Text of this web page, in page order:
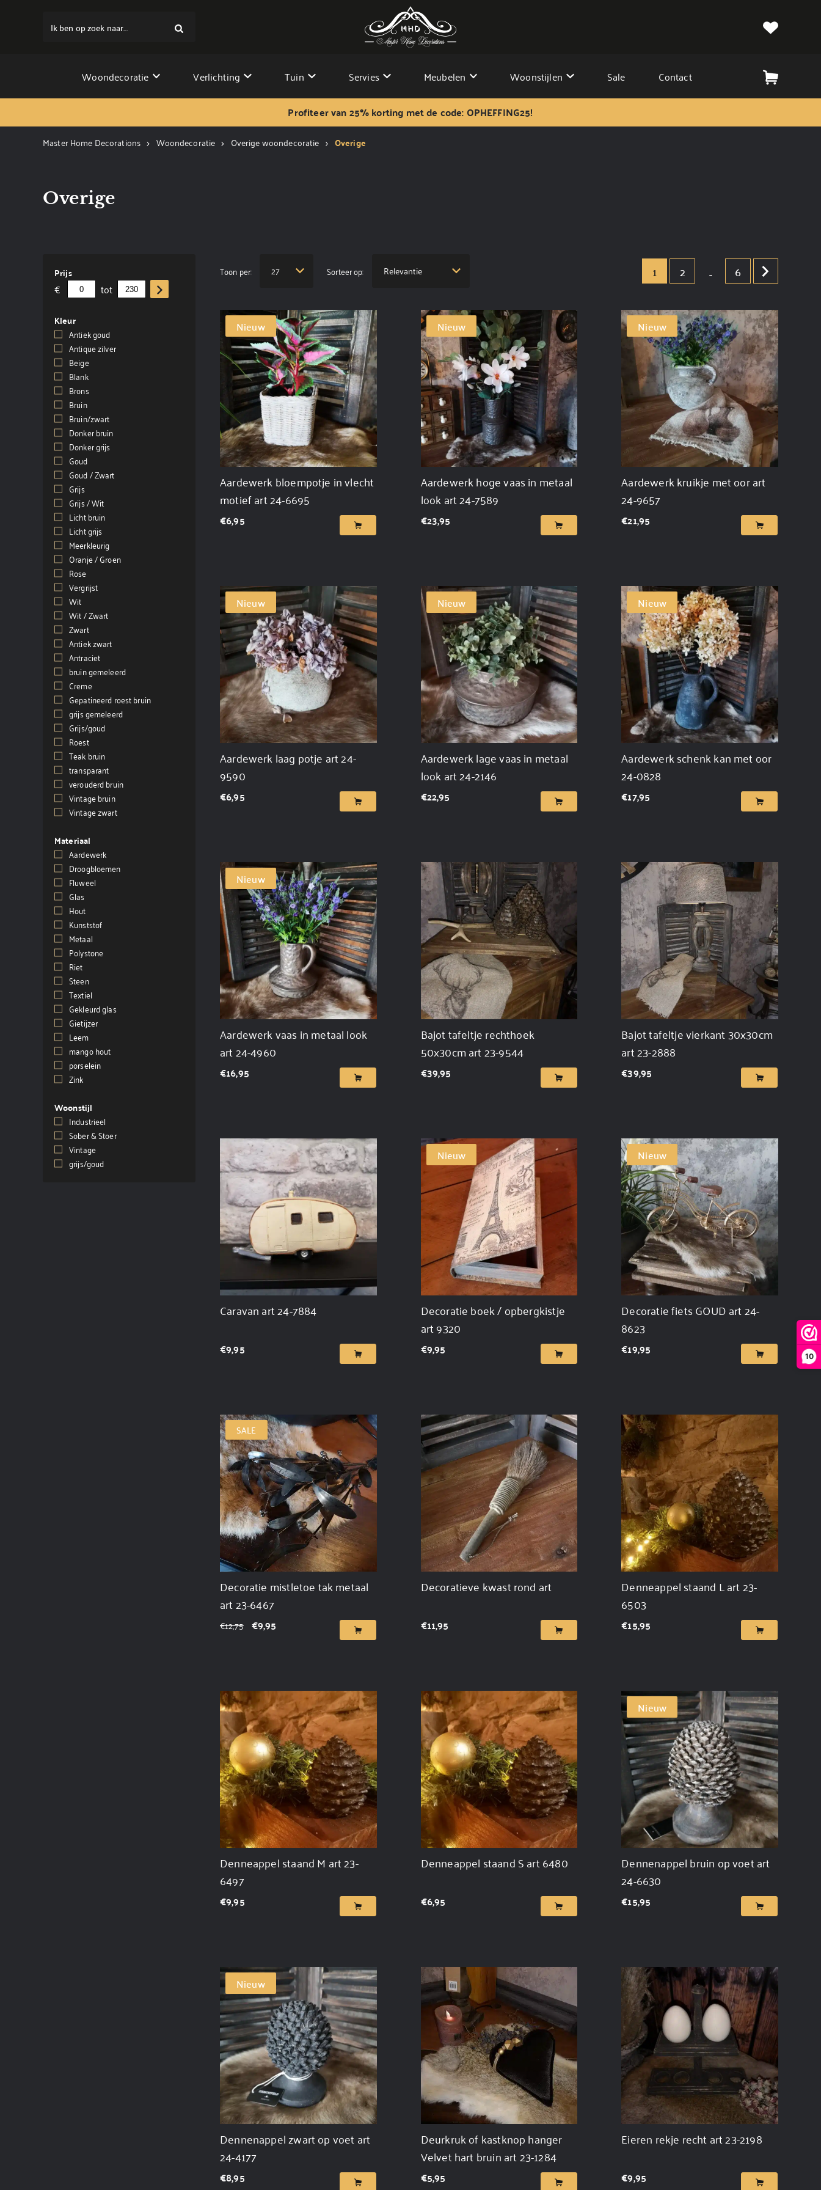
10
Ik ben op zoek naar...
Woondecoratie Verlichting Tuin Servies Meubelen Woonstijlen Sale Contact
Profiteer van 25% korting met de code: OPHEFFING25!
Master Home Decorations Woondecoratie Overige woondecoratie Overige
Overige
Prijs
€ tot
Kleur
Antiek goud
Antique zilver
Beige
Blank
Brons
Bruin
Bruin/zwart
Donker bruin
Donker grijs
Goud
Goud / Zwart
Grijs
Grijs / Wit
Licht bruin
Licht grijs
Meerkleurig
Oranje / Groen
Rose
Vergrijst
Wit
Wit / Zwart
Zwart
Antiek zwart
Antraciet
bruin gemeleerd
Creme
Gepatineerd roest bruin
grijs gemeleerd
Grijs/goud
Roest
Teak bruin
transparant
verouderd bruin
Vintage bruin
Vintage zwart
Materiaal
Aardewerk
Droogbloemen
Fluweel
Glas
Hout
Kunststof
Metaal
Polystone
Riet
Steen
Textiel
Gekleurd glas
Gietijzer
Leem
mango hout
porselein
Zink
Woonstijl
Industrieel
Sober & Stoer
Vintage
grijs/goud
Toon per: Sorteer op: 1 2 .. 6
Nieuw
Aardewerk bloempotje in vlecht
motief art 24-6695
€6,95
Nieuw
Aardewerk hoge vaas in metaal
look art 24-7589
€23,95
Nieuw
Aardewerk kruikje met oor art
24-9657
€21,95
Nieuw
Aardewerk laag potje art 24-
9590
€6,95
Nieuw
Aardewerk lage vaas in metaal
look art 24-2146
€22,95
Nieuw
Aardewerk schenk kan met oor
24-0828
€17,95
Nieuw
Aardewerk vaas in metaal look
art 24-4960
€16,95
Bajot tafeltje rechthoek
50x30cm art 23-9544
€39,95
Bajot tafeltje vierkant 30x30cm
art 23-2888
€39,95
Caravan art 24-7884
€9,95
Nieuw
Decoratie boek / opbergkistje
art 9320
€9,95
Nieuw
Decoratie fiets GOUD art 24-
8623
€19,95
SALE
Decoratie mistletoe tak metaal
art 23-6467
€12,75 €9,95
Decoratieve kwast rond art
€11,95
Denneappel staand L art 23-
6503
€15,95
Denneappel staand M art 23-
6497
€9,95
Denneappel staand S art 6480
€6,95
Nieuw
Dennenappel bruin op voet art
24-6630
€15,95
Nieuw
Dennenappel zwart op voet art
24-4177
€8,95
Deurkruk of kastknop hanger
Velvet hart bruin art 23-1284
€5,95
Eieren rekje recht art 23-2198
€9,95